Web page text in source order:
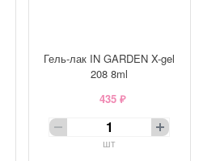
Гель-лак IN GARDEN X-gel
208 8ml
435 ₽
шт